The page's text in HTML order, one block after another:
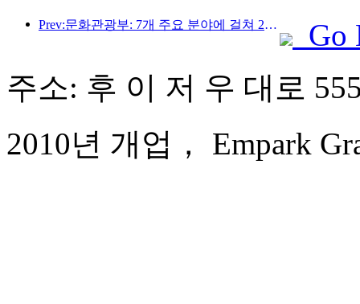
Prev:문화관광부: 7개 주요 분야에 걸쳐 22개의 테마 활동을 시작합니다
Go
주소: 후 이 저 우 대로
2010년 개업， Empark